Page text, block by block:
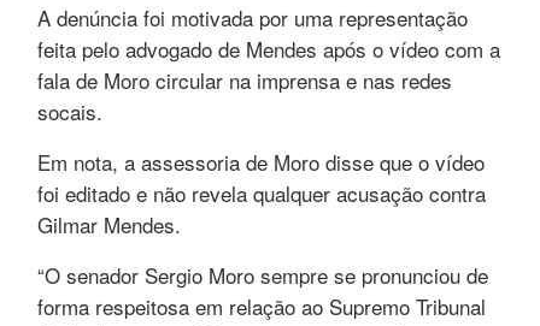
A denúncia foi motivada por uma representação
feita pelo advogado de Mendes após o vídeo com a
fala de Moro circular na imprensa e nas redes
socais.
Em nota, a assessoria de Moro disse que o vídeo
foi editado e não revela qualquer acusação contra
Gilmar Mendes.
“O senador Sergio Moro sempre se pronunciou de
forma respeitosa em relação ao Supremo Tribunal